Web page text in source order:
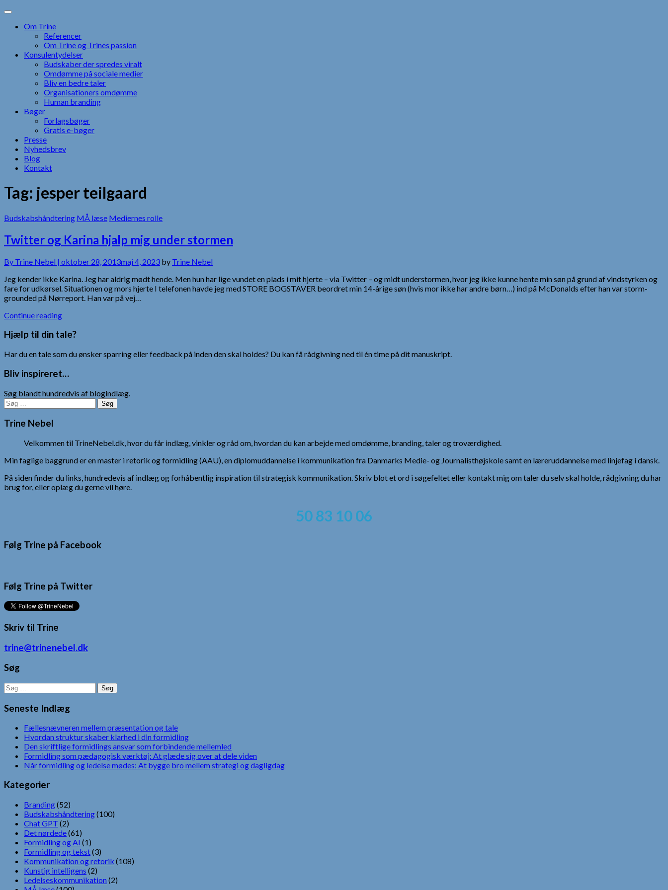
Skip
contentOm Trine
Referencer
Om Trine og Trines passion
Konsulentydelser
Budskaber der spredes viralt
Omdømme på sociale medier
Bliv en bedre taler
Organisationers omdømme
Human branding
Bøger
Forlagsbøger
Gratis e-bøger
Presse
Nyhedsbrev
Blog
Kontakt
Tag: jesper teilgaard
Budskabshåndtering MÅ læse Mediernes rolle
Twitter og Karina hjalp mig under stormen
By Trine Nebel | oktober 28, 2013maj 4, 2023 by Trine Nebel
Jeg kender ikke Karina. Jeg har aldrig mødt hende. Men hun har lige vundet en plads i mit hjerte – via Twitter – og midt understormen, hvor jeg ikke kunne hente min søn på grund af vindstyrken og
fare for udkørsel. Situationen og mors hjerte I telefonen havde jeg med STORE BOGSTAVER beordret min 14-årige søn (hvis mor ikke har andre børn…) ind på McDonalds efter han var storm-
grounded på Nørreport. Han var på vej…
Continue reading
Hjælp til din tale?
Har du en tale som du ønsker sparring eller feedback på inden den skal holdes? Du kan få rådgivning ned til én time på dit manuskript.
Bliv inspireret…
Søg blandt hundredvis af blogindlæg.
Søg
efter:
Trine Nebel
Velkommen til TrineNebel.dk, hvor du får indlæg, vinkler og råd om, hvordan du kan arbejde med omdømme, branding, taler og troværdighed.
Min faglige baggrund er en master i retorik og formidling (AAU), en diplomuddannelse i kommunikation fra Danmarks Medie- og Journalisthøjskole samt en læreruddannelse med linjefag i dansk.
På siden finder du links, hundredevis af indlæg og forhåbentlig inspiration til strategisk kommunikation. Skriv blot et ord i søgefeltet eller kontakt mig om taler du selv skal holde, rådgivning du har
brug for, eller oplæg du gerne vil høre.
50 83 10 06
Følg Trine på Facebook
Følg Trine på Twitter
Skriv til Trine
trine@trinenebel.dk
Søg
Søg
efter:
Seneste Indlæg
Fællesnævneren mellem præsentation og tale
Hvordan struktur skaber klarhed i din formidling
Den skriftlige formidlings ansvar som forbindende mellemled
Formidling som pædagogisk værktøj: At glæde sig over at dele viden
Når formidling og ledelse mødes: At bygge bro mellem strategi og dagligdag
Kategorier
Branding(52)
Budskabshåndtering(100)
Chat GPT (2)
Det nørdede(61)
Formidling og AI (1)
Formidling og tekst(3)
Kommunikation og retorik (108)
Kunstig intelligens (2)
Ledelseskommunikation (2)